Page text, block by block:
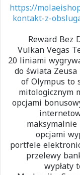
https://
kontakt-z-
Reward Bez
Vulkan Vegas
20 liniami
do świata
of Olympus to
mitologicznym
opcjami
opcjami
portfele
przelewy
wypłaty